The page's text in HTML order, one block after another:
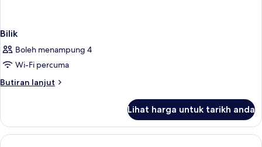
Bilik
Boleh menampung 4
Wi-Fi percuma
Butiran lanjut
Butiran
Lihat harga untuk tarikh anda